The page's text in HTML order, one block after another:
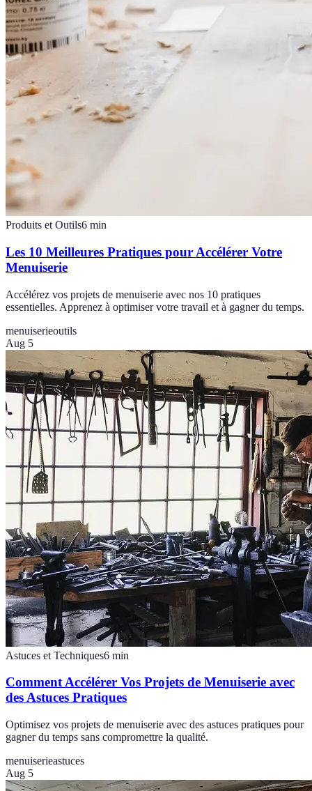
Produits et Outils6 min
Les 10 Meilleures Pratiques pour Accélérer Votre
Menuiserie
Accélérez vos projets de menuiserie avec nos 10 pratiques
essentielles. Apprenez à optimiser votre travail et à gagner du temps.
menuiserieoutils
Aug 5
Astuces et Techniques6 min
Comment Accélérer Vos Projets de Menuiserie avec
des Astuces Pratiques
Optimisez vos projets de menuiserie avec des astuces pratiques pour
gagner du temps sans compromettre la qualité.
menuiserieastuces
Aug 5